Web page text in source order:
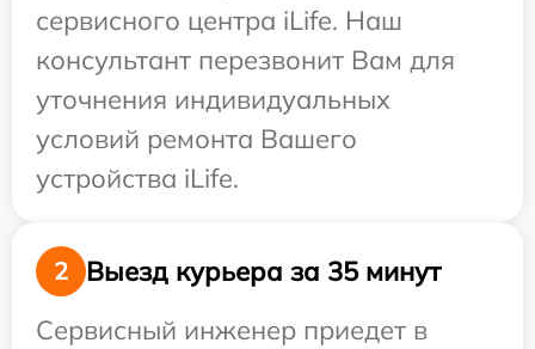
сервисного центра iLife. Наш
консультант перезвонит Вам для
уточнения индивидуальных
условий ремонта Вашего
устройства iLife.
2
Выезд курьера за 35 минут
Сервисный инженер приедет в